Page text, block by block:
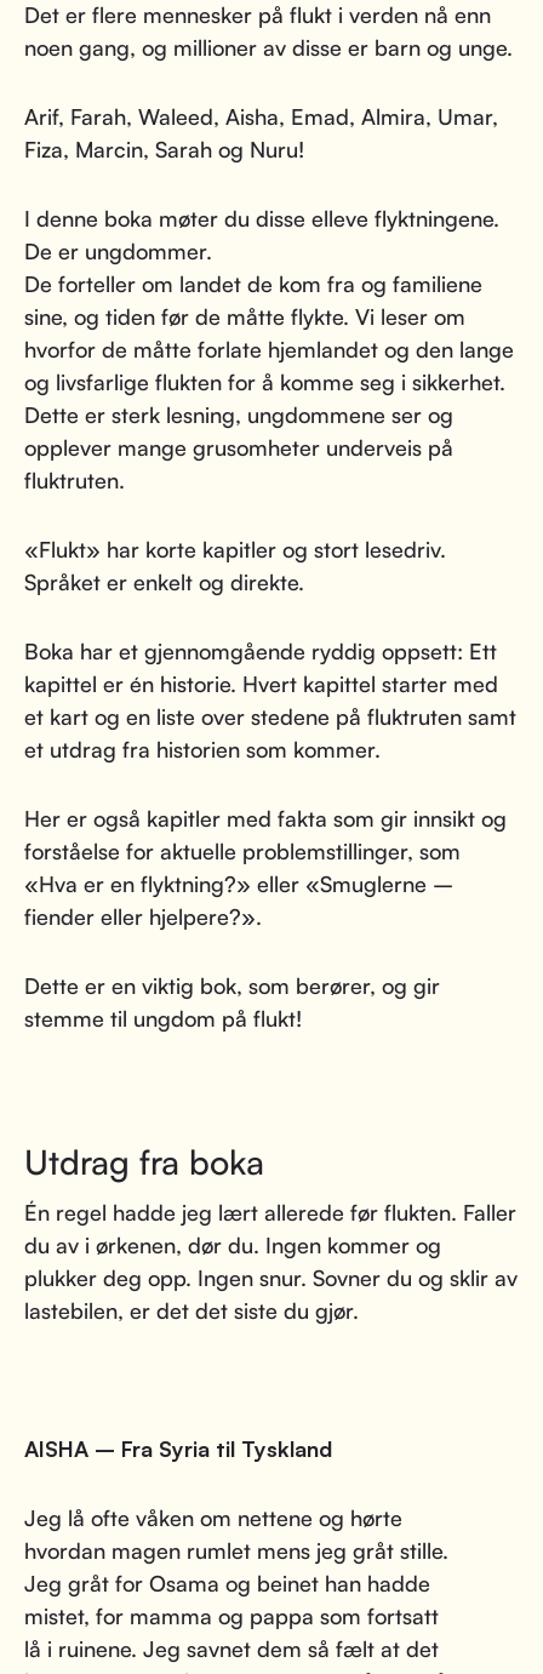
Det er flere mennesker på flukt i verden nå enn
noen gang, og millioner av disse er barn og unge.
Arif, Farah, Waleed, Aisha, Emad, Almira, Umar,
Fiza, Marcin, Sarah og Nuru!
I denne boka møter du disse elleve flyktningene.
De er ungdommer.
De forteller om landet de kom fra og familiene
sine, og tiden før de måtte flykte. Vi leser om
hvorfor de måtte forlate hjemlandet og den lange
og livsfarlige flukten for å komme seg i sikkerhet.
Dette er sterk lesning, ungdommene ser og
opplever mange grusomheter underveis på
fluktruten.
«Flukt» har korte kapitler og stort lesedriv.
Språket er enkelt og direkte.
Boka har et gjennomgående ryddig oppsett: Ett
kapittel er én historie. Hvert kapittel starter med
et kart og en liste over stedene på fluktruten samt
et utdrag fra historien som kommer.
Her er også kapitler med fakta som gir innsikt og
forståelse for aktuelle problemstillinger, som
«Hva er en flyktning?» eller «Smuglerne –
fiender eller hjelpere?».
Dette er en viktig bok, som berører, og gir
stemme til ungdom på flukt!
Utdrag fra boka
Én regel hadde jeg lært allerede før flukten. Faller
du av i ørkenen, dør du. Ingen kommer og
plukker deg opp. Ingen snur. Sovner du og sklir av
lastebilen, er det det siste du gjør.
AISHA – Fra Syria til Tyskland
Jeg lå ofte våken om nettene og hørte
hvordan magen rumlet mens jeg gråt stille.
Jeg gråt for Osama og beinet han hadde
mistet, for mamma og pappa som fortsatt
lå i ruinene. Jeg savnet dem så fælt at det